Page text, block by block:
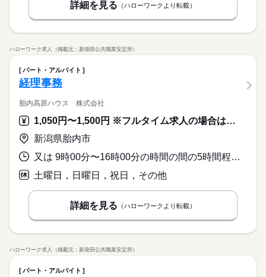
詳細を見る （ハローワークより転載）
ハローワーク求人（掲載元：新発田公共職業安定所）
パート・アルバイト
経理事務
胎内高原ハウス 株式会社
1,050円〜1,500円 ※フルタイム求人の場合は月額（換算額）、パート求人の場合は時間額を表示しています。
新潟県胎内市
又は 9時00分〜16時00分の時間の間の5時間程度 就業時間に関する特記事項 ＊勤務時間は相談に応じます。（フルタイム勤務も可）
土曜日，日曜日，祝日，その他
詳細を見る （ハローワークより転載）
ハローワーク求人（掲載元：新発田公共職業安定所）
パート・アルバイト